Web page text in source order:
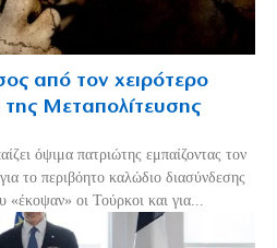
από τον χειρότερο
Μεταπολίτευσης
όψιμα πατριώτης εμπαίζοντας τον
το περιβόητο καλώδιο διασύνδεσης
οι Τούρκοι και για...